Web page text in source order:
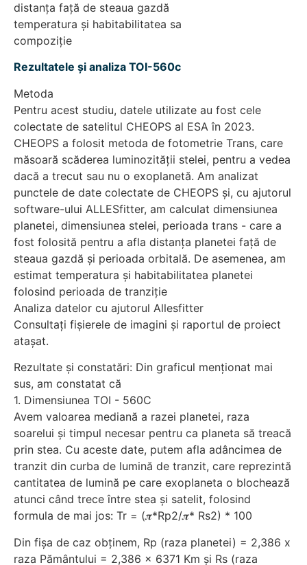
distanța față de steaua gazdă
temperatura și habitabilitatea sa
compoziție
Rezultatele și analiza TOI-560c
Metoda
Pentru acest studiu, datele utilizate au fost cele
colectate de satelitul CHEOPS al ESA în 2023.
CHEOPS a folosit metoda de fotometrie Trans, care
măsoară scăderea luminozității stelei, pentru a vedea
dacă a trecut sau nu o exoplanetă. Am analizat
punctele de date colectate de CHEOPS și, cu ajutorul
software-ului ALLESfitter, am calculat dimensiunea
planetei, dimensiunea stelei, perioada trans - care a
fost folosită pentru a afla distanța planetei față de
steaua gazdă și perioada orbitală. De asemenea, am
estimat temperatura și habitabilitatea planetei
folosind perioada de tranziție
Analiza datelor cu ajutorul Allesfitter
Consultați fișierele de imagini și raportul de proiect
atașat.
Rezultate și constatări: Din graficul menționat mai
sus, am constatat că
1. Dimensiunea TOI - 560C
Avem valoarea mediană a razei planetei, raza
soarelui și timpul necesar pentru ca planeta să treacă
prin stea. Cu aceste date, putem afla adâncimea de
tranzit din curba de lumină de tranzit, care reprezintă
cantitatea de lumină pe care exoplaneta o blochează
atunci când trece între stea și satelit, folosind
formula de mai jos: Tr = (𝝅*Rp2/𝝅* Rs2) * 100
Din fișa de caz obținem, Rp (raza planetei) = 2,386 x
raza Pământului = 2,386 x 6371 Km și Rs (raza